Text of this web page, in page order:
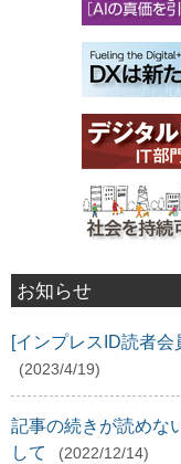
お知らせ
[インプレスID読者
(2023/4/19)
記事の続きが読めな
して
(2022/12/14)